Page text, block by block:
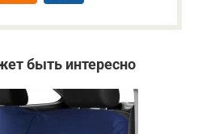
быть интересно